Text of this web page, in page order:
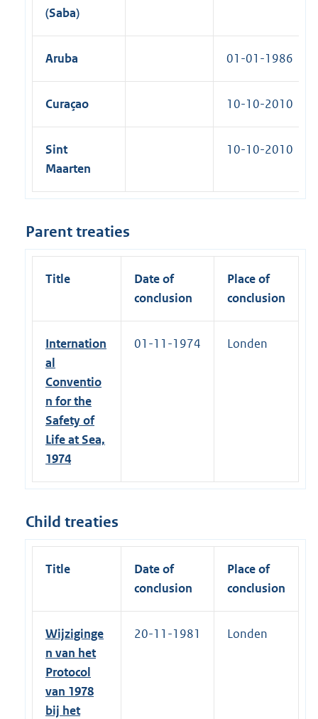
(Saba)
Aruba 01-01-1986
Curaçao 10-10-2010
Sint
Maarten
10-10-2010
Parent treaties
Title
Date of
conclusion
Place of
conclusion
Internation
al
Conventio
n for the
Safety of
Life at Sea,
1974
01-11-1974 Londen
Child treaties
Title
Date of
conclusion
Place of
conclusion
Wijziginge
n van het
Protocol
van 1978
bij het
20-11-1981 Londen